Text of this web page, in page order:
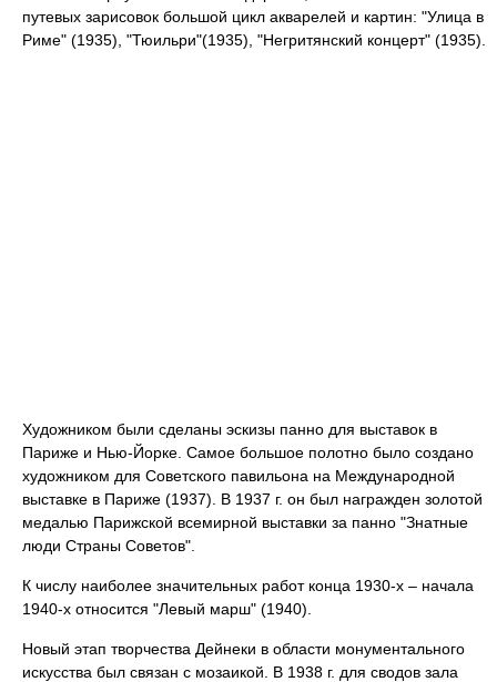
путевых зарисовок большой цикл акварелей и картин: "Улица в
Риме" (1935), "Тюильри"(1935), "Негритянский концерт" (1935).
Художником были сделаны эскизы панно для выставок в
Париже и Нью-Йорке. Самое большое полотно было создано
художником для Советского павильона на Международной
выставке в Париже (1937). В 1937 г. он был награжден золотой
медалью Парижской всемирной выставки за панно "Знатные
люди Страны Советов".
К числу наиболее значительных работ конца 1930-х – начала
1940-х относится "Левый марш" (1940).
Новый этап творчества Дейнеки в области монументального
искусства был связан с мозаикой. В 1938 г. для сводов зала